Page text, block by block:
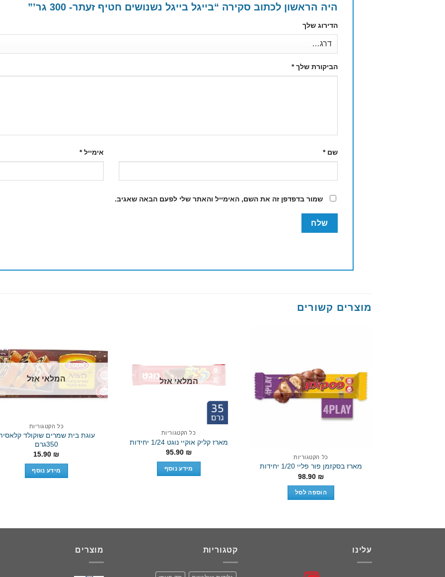
היה הראשון לכתוב סקירה “בייגל בייגל נשנושים חטיף זעתר- 300 גר’”
הדירוג שלך
הביקורת שלך*
שם* אימייל*
שמור בדפדפן זה את השם, האימייל והאתר שלי לפעם הבאה שאגיב.
מוצרים קשורים
Add to wishlist
כל הקטגוריות
מארז בסקזמן פור פליי 1/20 יחידות
98.90 ₪
הוספה לסל
המלאי אזל
כל הקטגוריות
מארז קליק אוקיי נוגט 1/24 יחידות
95.90 ₪
מידע נוסף
המלאי אזל
כל הקטגוריות
עוגת בית שמרים שוקולד
350גרם
15.90 ₪
מידע נוסף
עלינו קטגוריות מוצרים